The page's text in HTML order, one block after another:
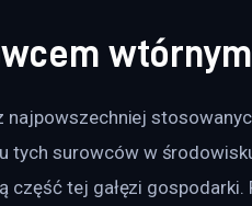
wtórnym
tych surowców w
tej gałęzi gospodarki.